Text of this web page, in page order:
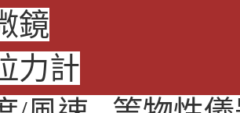
鏡
力計